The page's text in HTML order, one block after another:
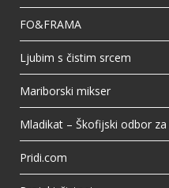
FO&FRAMA
Ljubim s čistim srcem
Mariborski mikser
Mladikat – Škofijski odbor
Pridi.com